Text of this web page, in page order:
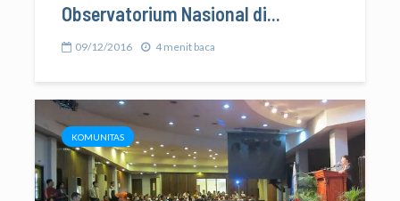
Observatorium Nasional di...
09/12/2016 4 menit baca
KOMUNITAS